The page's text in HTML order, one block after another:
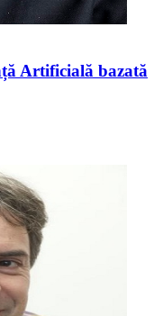
Artificială bazată